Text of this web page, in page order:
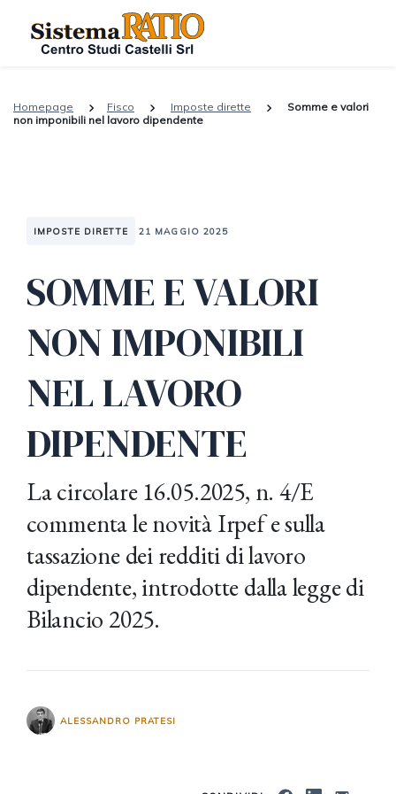
Homepage Fisco Imposte dirette
Somme e valori
non imponibili nel lavoro dipendente
IMPOSTE DIRETTE 21 MAGGIO 2025
SOMME E VALORI
NON IMPONIBILI
NEL LAVORO
DIPENDENTE
La circolare 16.05.2025, n. 4/E
commenta le novità Irpef e sulla
tassazione dei redditi di lavoro
dipendente, introdotte dalla legge di
Bilancio 2025.
ALESSANDRO PRATESI